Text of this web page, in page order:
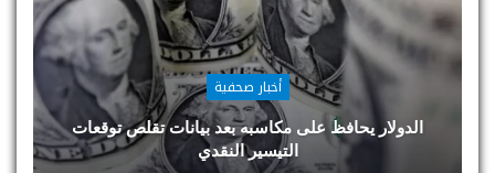
أخبار صحفية
الدولار يحافظ على مكاسبه بعد بيانات تقلص توقعات
التيسير النقدي